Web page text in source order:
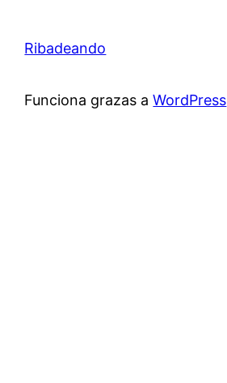
Ribadeando
Funciona grazas aWordPress